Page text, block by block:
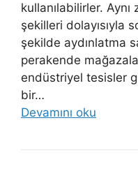
kullanılabilirler.
şekilleri dolayısıyla
şekilde aydınlatma
perakende
endüstriyel tesisler
bir…
Devamını oku